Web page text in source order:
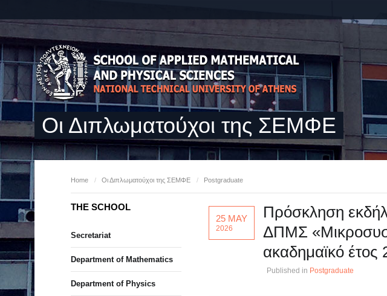
Οι Διπλωματούχοι της ΣΕΜΦΕ
Home / Οι Διπλωματούχοι της ΣΕΜΦΕ / Postgraduate
25 MAY
2026
Πρόσκληση
ΔΠΜΣ
ακαδημαϊκό έτος
Published in Postgraduate
THE SCHOOL
Secretariat
Department of Mathematics
Department of Physics